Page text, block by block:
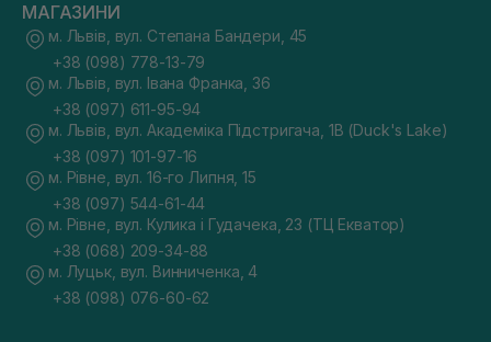
МАГАЗИНИ
м. Львів, вул. Степана Бандери, 45
+38 (098) 778-13-79
м. Львів, вул. Івана Франка, 36
+38 (097) 611-95-94
м. Львів, вул. Академіка Підстригача, 1В (Duck's Lake)
+38 (097) 101-97-16
м. Рівне, вул. 16-го Липня, 15
+38 (097) 544-61-44
м. Рівне, вул. Кулика і Гудачека, 23 (ТЦ Екватор)
+38 (068) 209-34-88
м. Луцьк, вул. Винниченка, 4
+38 (098) 076-60-62